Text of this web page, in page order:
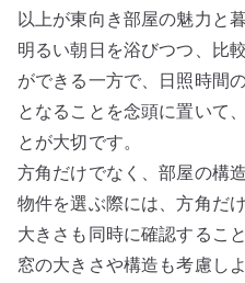
以上が東向き部屋の魅力と
明るい朝日を浴びつつ、比
ができる一方で、日照時間
となることを念頭に置いて
とが大切です。
方角だけでなく、部屋の構
物件を選ぶ際には、方角だ
大きさも同時に確認するこ
窓の大きさや構造も考慮し